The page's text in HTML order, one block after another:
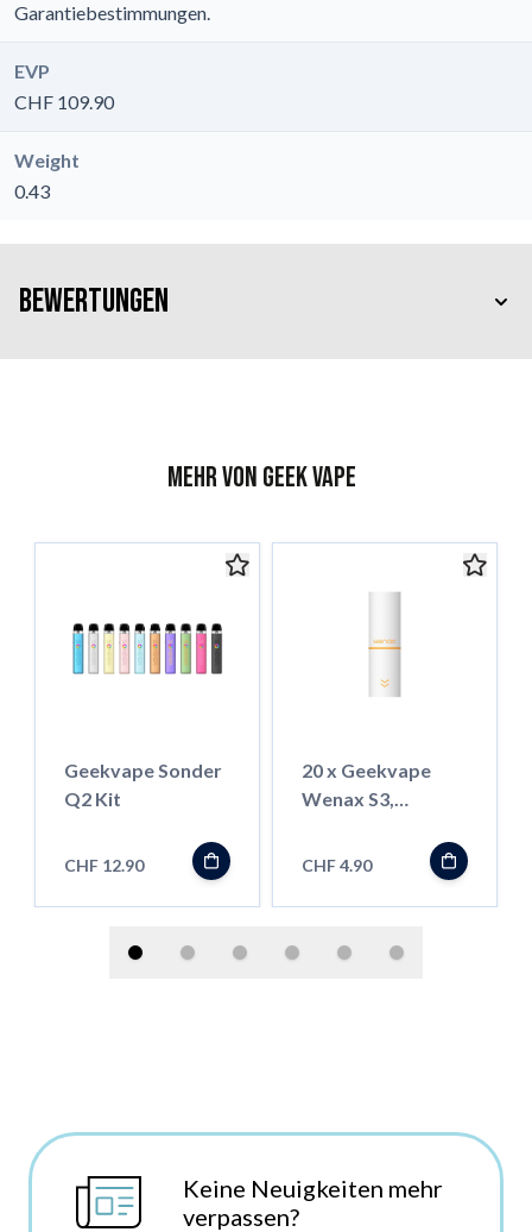
Garantiebestimmungen.
EVP
CHF 109.90
Weight
0.43
Bewertungen
Mehr von Geek Vape
Geekvape Sonder
Q2 Kit
CHF 12.90
20 x Geekvape
Wenax S3,
Mundstück
CHF 4.90
Keine Neuigkeiten mehr
verpassen?